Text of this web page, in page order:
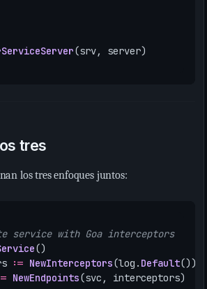
(srv, server)
tres
los tres enfoques juntos:
service with Goa interceptors
()
:= NewInterceptors(log . Default())
NewEndpoints(svc , interceptors)